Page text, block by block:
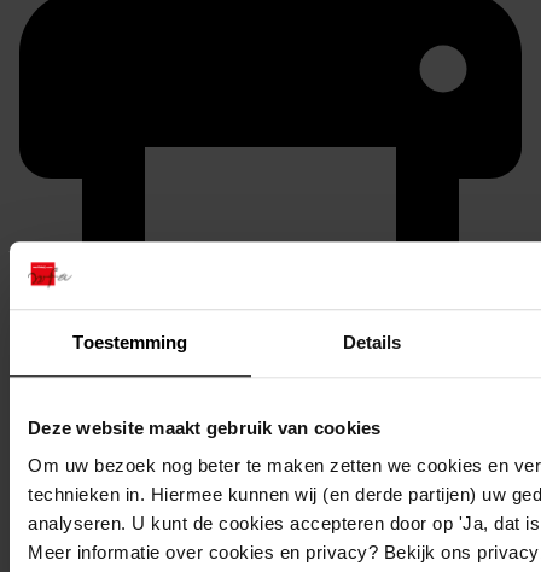
Toestemming Details
Deze website maakt gebruik van cookies
Om uw bezoek nog beter te maken zetten we cookies en
technieken in. Hiermee kunnen wij (en derde partijen) uw
analyseren. U kunt de cookies accepteren door op 'Ja, dat
Meer informatie over cookies en privacy? Bekijk ons
duurzaam webadres
Inventaris
301-400